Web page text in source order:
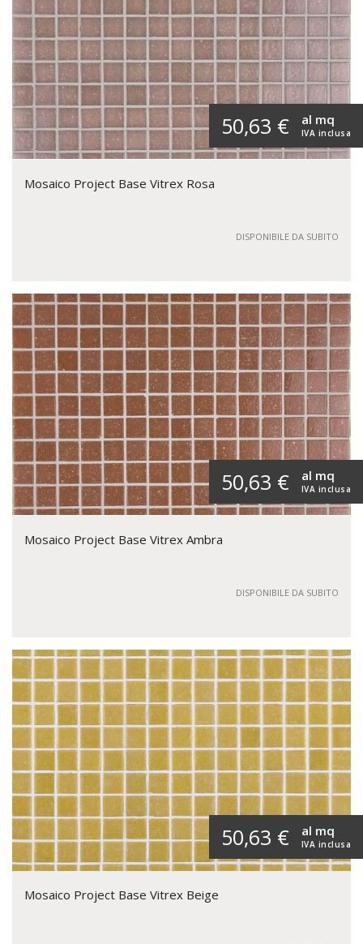
50,63 € IVA inclusa
al mq
Mosaico Project Base Vitrex Rosa
DISPONIBILE DA SUBITO
50,63 € IVA inclusa
al mq
Mosaico Project Base Vitrex Ambra
DISPONIBILE DA SUBITO
50,63 € IVA inclusa
al mq
Mosaico Project Base Vitrex Beige